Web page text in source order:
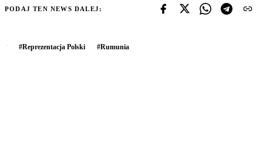
PODAJ TEN NEWS DALEJ:
#Reprezentacja Polski #Rumunia